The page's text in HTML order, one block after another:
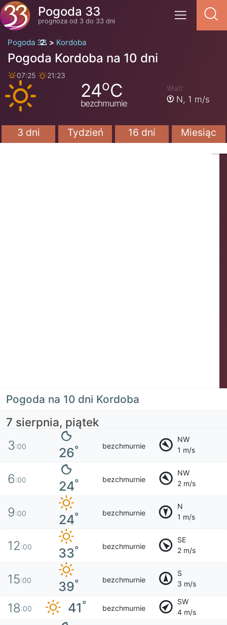
Pogoda 33
prognoza od 3 do 33 dni
Pogoda 33 Kordoba
Pogoda Kordoba na 10 dni
07:25 21:23
24oC
bezchmurnie
Wiatr
N, 1 m/s
3 dni Tydzień 16 dni Miesiąc
Pogoda na 10 dni Kordoba
7 sierpnia, piątek
3:00 26° bezchmurnie
NW
1 m/s
6:00 24° bezchmurnie
NW
2 m/s
9:00 24° bezchmurnie
N
1 m/s
12:00 33° bezchmurnie
SE
2 m/s
15:00 39° bezchmurnie
S
3 m/s
18:00 41° bezchmurnie
SW
4 m/s